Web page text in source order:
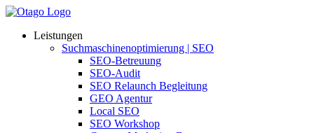
Leistungen
Suchmaschinenoptimierung | SEO
SEO-Betreuung
SEO-Audit
SEO Relaunch Begleitung
GEO Agentur
Local SEO
SEO Workshop